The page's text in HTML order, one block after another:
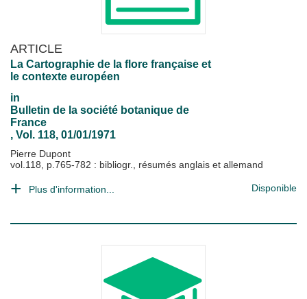
ARTICLE
La Cartographie de la flore française et
le contexte européen
in
Bulletin de la société botanique de
France
, Vol. 118, 01/01/1971
Pierre Dupont
vol.118, p.765-782 : bibliogr., résumés anglais et allemand
Plus d'information... Disponible